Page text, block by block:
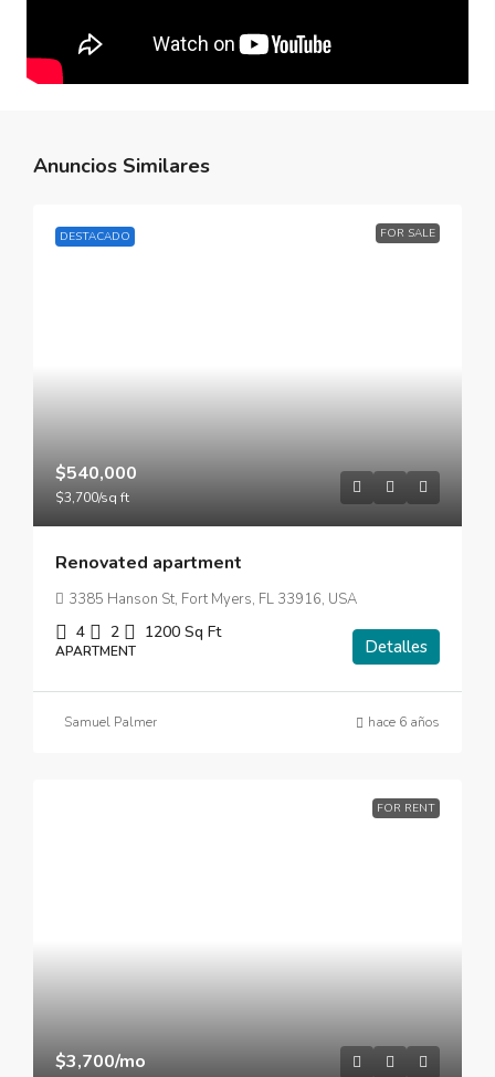
Anuncios Similares
DESTACADO FOR SALE
$540,000
$3,700/sq ft
Renovated apartment
3385 Hanson St, Fort Myers, FL 33916, USA
4 2 1200 Sq Ft
APARTMENT Detalles
Samuel Palmer hace 6 años
FOR RENT
$3,700/mo